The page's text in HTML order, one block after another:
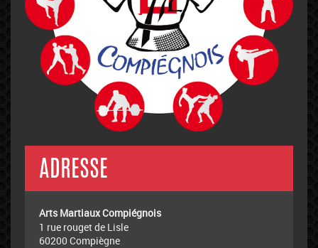
ADRESSE
Arts Martiaux Compiégnois
1 rue rouget de Lisle
60200 Compiègne